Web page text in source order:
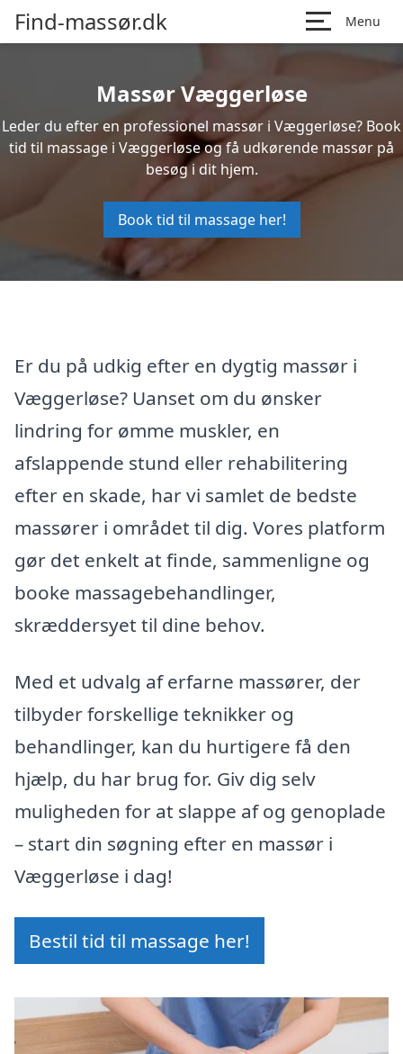
Find-massør.dk Menu
Massør Væggerløse
Leder du efter en professionel massør i Væggerløse? Book
tid til massage i Væggerløse og få udkørende massør på
besøg i dit hjem.
Book tid til massage her!
Er du på udkig efter en dygtig massør i
Væggerløse? Uanset om du ønsker
lindring for ømme muskler, en
afslappende stund eller rehabilitering
efter en skade, har vi samlet de bedste
massører i området til dig. Vores platform
gør det enkelt at finde, sammenligne og
booke massagebehandlinger,
skræddersyet til dine behov.
Med et udvalg af erfarne massører, der
tilbyder forskellige teknikker og
behandlinger, kan du hurtigere få den
hjælp, du har brug for. Giv dig selv
muligheden for at slappe af og genoplade
– start din søgning efter en massør i
Væggerløse i dag!
Bestil tid til massage her!